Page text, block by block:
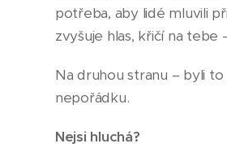
potřeba, aby lidé mluvili
zvyšuje hlas, křičí na
Na druhou stranu – byli to
nepořádku.
Nejsi hluchá?